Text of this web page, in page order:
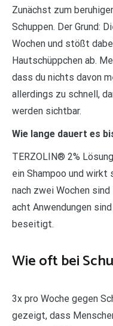
Zunächst zum
Schuppen. Der Grund:
Wochen und stößt
Hautschüppchen ab.
dass du nichts davon
allerdings zu schnell,
werden sichtbar.
Wie lange dauert es
TERZOLIN® 2%
ein Shampoo und wirkt
nach zwei Wochen
acht Anwendungen
beseitigt.
Wie oft bei
3x pro Woche gegen
gezeigt, dass